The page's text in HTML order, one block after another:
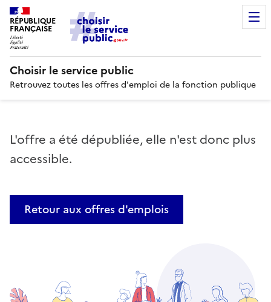
RÉPUBLIQUE
FRANÇAISE
Choisir le service public
Retrouvez toutes les offres d'emploi de la fonction publique
L'offre a été dépubliée, elle n'est donc plus
accessible.
Retour aux offres d'emplois